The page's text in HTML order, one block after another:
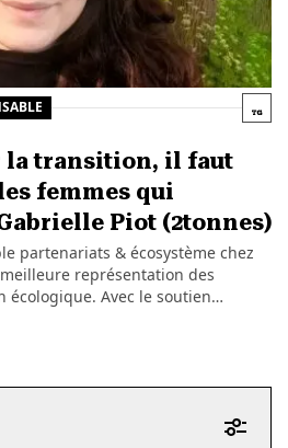
la transition, il faut
femmes qui
Piot (2tonnes)
partenariats & écosystème chez
représentation des
écologique. Avec le soutien…